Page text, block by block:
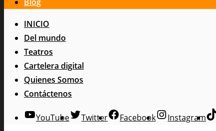
INICIO
Del mundo
Teatros
Cartelera digital
Quienes Somos
Contáctenos
YouTube Twitter Facebook Instagram